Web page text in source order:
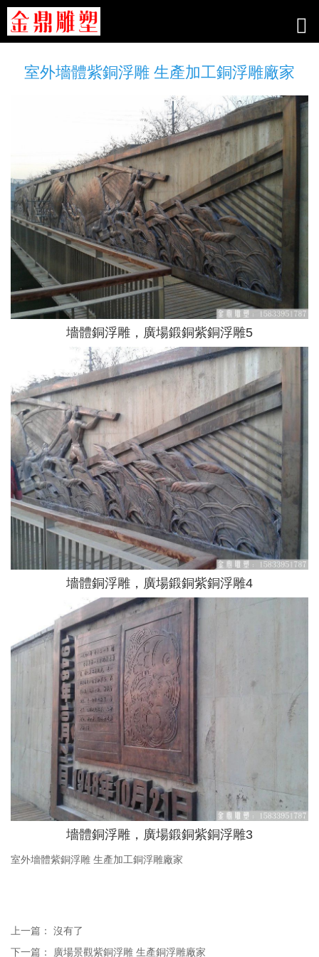
室外墻體紫銅浮雕 生產加工銅浮雕廠家
墻體銅浮雕，廣場鍛銅紫銅浮雕5
墻體銅浮雕，廣場鍛銅紫銅浮雕4
墻體銅浮雕，廣場鍛銅紫銅浮雕3
室外墻體紫銅浮雕 生產加工銅浮雕廠家
上一篇： 沒有了
下一篇：
廣場景觀紫銅浮雕 生產銅浮雕廠家